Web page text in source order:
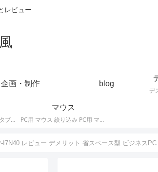
レビュー
企画・制作 blog
タブレット PC 絞り込み タブレットの最新モデルやスペック・仕様に関する情報。
マウス
PC用 マウス 絞り込み PC用 マウス 最新モデルやスペック・仕様に関する情報。ワイヤレスマウス、有線マウス、接続タイプなど。
I7N40 レビュー デメリット 省スペース型 ビジネスPC